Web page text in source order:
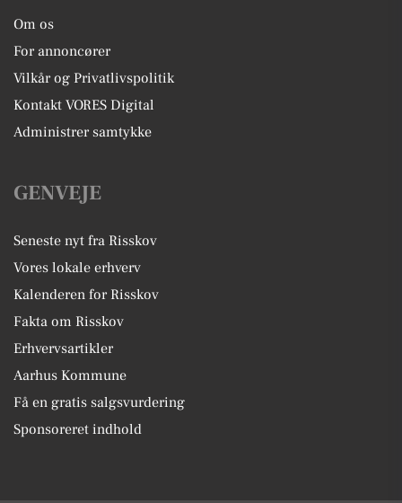
Om os
For annoncører
Vilkår og Privatlivspolitik
Kontakt VORES Digital
Administrer samtykke
GENVEJE
Seneste nyt fra Risskov
Vores lokale erhverv
Kalenderen for Risskov
Fakta om Risskov
Erhvervsartikler
Aarhus Kommune
Få en gratis salgsvurdering
Sponsoreret indhold